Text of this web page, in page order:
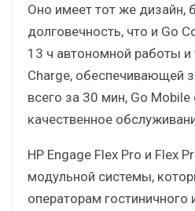
Оно имеет тот же дизайн,
долговечность, что и Go
13 ч автономной работы и
Charge, обеспечивающей
всего за 30 мин, Go Mobile
качественное
HP Engage Flex Pro и Flex
модульной системы,
операторам гостиничного